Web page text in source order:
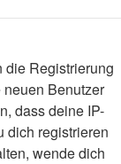
die Registrierung
Benutzer
dass deine IP-
dich registrieren
wende dich